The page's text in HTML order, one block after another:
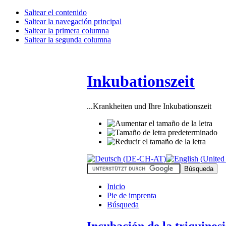
Saltear el contenido
Saltear la navegación principal
Saltear la primera columna
Saltear la segunda columna
Inkubationszeit
...Krankheiten und Ihre Inkubationszeit
Inicio
Pie de imprenta
Búsqueda